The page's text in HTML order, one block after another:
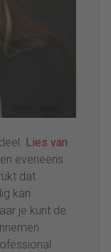
Lies van
eveneens
dat
kan
je kunt de